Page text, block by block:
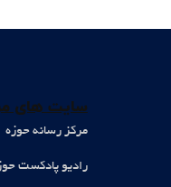
سایت های
مرکز رسانه حوزه
رادیو پادکست